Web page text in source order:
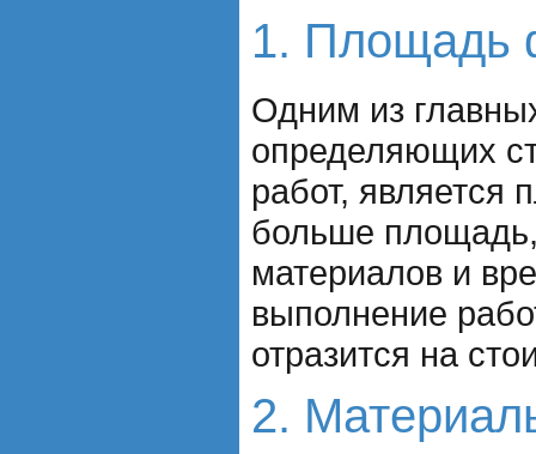
1. Площадь
Одним из
определяющих
работ,
больше
материалов и
выполнение
отразится на
2.